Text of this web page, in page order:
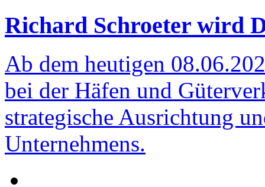
Richard Schroeter wird
Ab dem heutigen
bei der Häfen und
strategische Ausrichtung
Unternehmens.